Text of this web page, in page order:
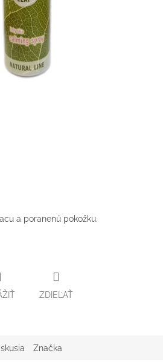
a poranenú pokožku.
ZDIEĽAŤ
Značka